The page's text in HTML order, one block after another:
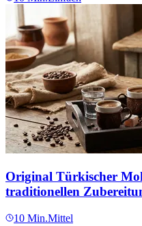
Original Türkischer
traditionellen
10 Min.Mittel